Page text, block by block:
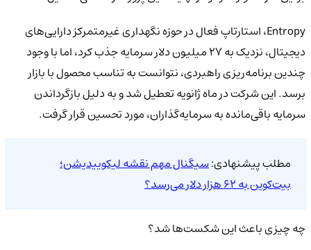
Entropy، استارتاپ فعال در حوزه نگهداری غیرمتمرکز دارایی‌های
دیجیتال، نزدیک به 27 میلیون دلار سرمایه جذب کرد، اما با وجود
چندین برنامه‌ریزی راهبردی، نتوانست به تناسب محصول با بازار
برسد. این شرکت در ماه ژانویه تعطیل شد و به دلیل بازگرداندن
سرمایه باقی‌مانده به سرمایه‌گذاران، مورد تحسین قرار گرفت.
مطلب پیشنهادی:سیگنال مهم نقشه لیکوییدیشن؛
بیت‌کوین به 62 هزار دلار می‌رسد؟
چه چیزی باعث این شکست‌ها شد؟